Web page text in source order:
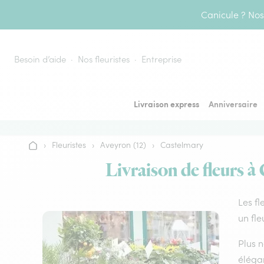
Canicule ?
Besoin d’aide Nos fleuristes Entreprise
Livraison express Anniversaire
Accueil
› Fleuristes › Aveyron (12) › Castelmary
Livraison de fleurs
Les
un
Plus